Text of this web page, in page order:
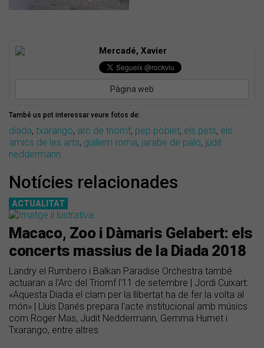
Mercadé, Xavier
Pàgina web
També us pot interessar veure fotos de:
diada, txarango, arc de triomf, pep poblet, els pets, els
amics de les arts, guillem roma, jarabe de palo, judit
neddermann
Notícies relacionades
ACTUALITAT
Macaco, Zoo i Dàmaris Gelabert: els
concerts massius de la Diada 2018
Landry el Rumbero i Balkan Paradise Orchestra també
actuaran a l'Arc del Triomf l'11 de setembre | Jordi Cuixart:
«Aquesta Diada el clam per la llibertat ha de fer la volta al
món» | Lluís Danés prepara l'acte institucional amb músics
com Roger Mas, Judit Neddermann, Gemma Humet i
Txarango, entre altres